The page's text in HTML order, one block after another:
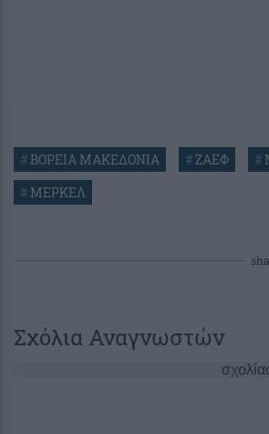
#ΒΟΡΕΙΑ ΜΑΚΕΔΟΝΙΑ #ΖΑΕΦ #
# ΜΕΡΚΕΛ
Σχόλια Αναγνωστών